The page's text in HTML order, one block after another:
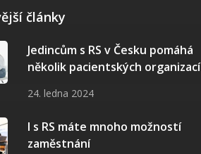
články
Jedincům s RS v Česku pomáhá
několik pacientských organizací
24. ledna 2024
I s RS máte mnoho možností
zaměstnání